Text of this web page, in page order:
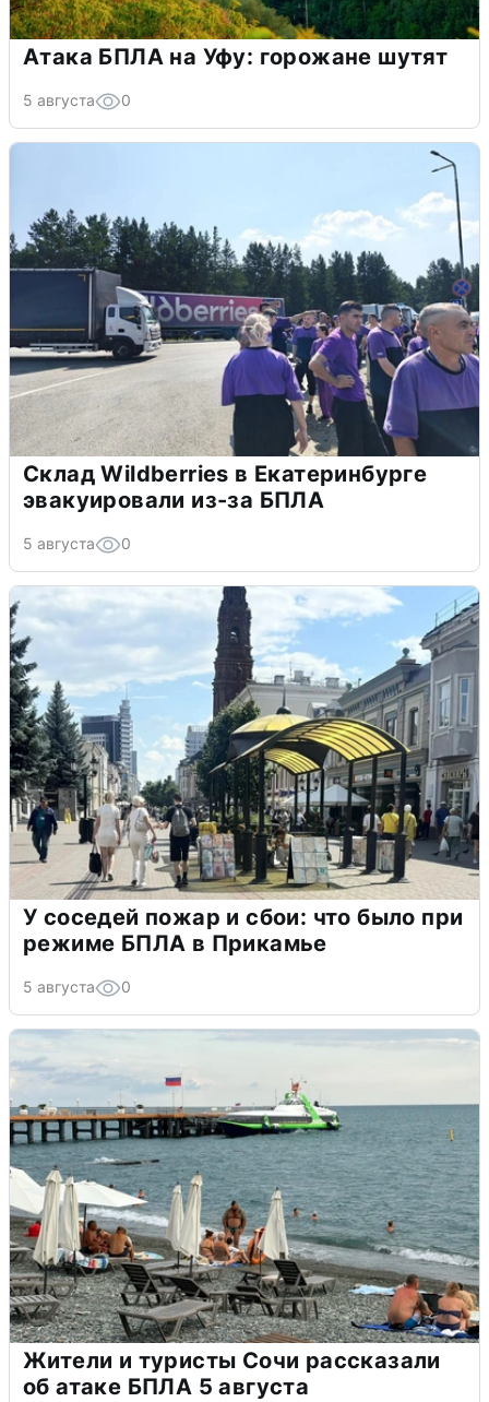
Атака БПЛА на Уфу: горожане шутят
5 августа 0
Склад Wildberries в Екатеринбурге
эвакуировали из-за БПЛА
5 августа 0
У соседей пожар и сбои: что было при
режиме БПЛА в Прикамье
5 августа 0
Жители и туристы Сочи рассказали
об атаке БПЛА 5 августа